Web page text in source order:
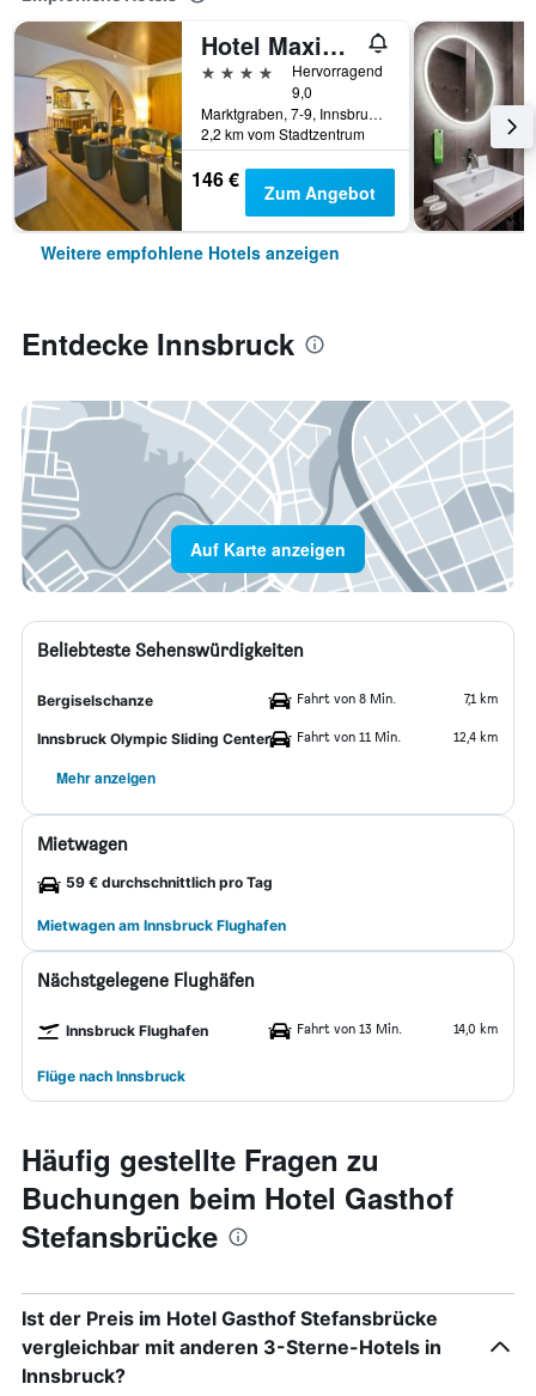
Hotel Maximilian - Stadthaus Penz
4 Sterne
Hervorragend
9,0
Marktgraben, 7-9, Innsbruck, Tirol, Österreich
2,2 km vom Stadtzentrum
146 € Zum Angebot
Weitere empfohlene Hotels anzeigen
Entdecke Innsbruck
Auf Karte anzeigen
Beliebteste Sehenswürdigkeiten
Bergiselschanze Fahrt von 8 Min. 7,1 km
Innsbruck Olympic Sliding Center Fahrt von 11 Min. 12,4 km
Mehr anzeigen
Mietwagen
59 € durchschnittlich pro Tag
Mietwagen am Innsbruck Flughafen
Nächstgelegene Flughäfen
Innsbruck Flughafen Fahrt von 13 Min. 14,0 km
Flüge nach Innsbruck
Häufig gestellte Fragen zu
Buchungen beim Hotel Gasthof
Stefansbrücke
Ist der Preis im Hotel Gasthof Stefansbrücke
vergleichbar mit anderen 3-Sterne-Hotels in
Innsbruck?